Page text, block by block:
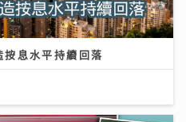
息水平持續回落